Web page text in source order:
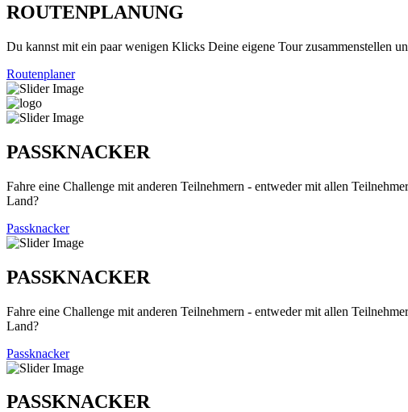
ROUTENPLANUNG
Du kannst mit ein paar wenigen Klicks Deine eigene Tour zusammenstellen
Routenplaner
PASSKNACKER
Fahre eine Challenge mit anderen Teilnehmern - entweder mit allen
Land?
Passknacker
PASSKNACKER
Fahre eine Challenge mit anderen Teilnehmern - entweder mit allen
Land?
Passknacker
PASSKNACKER